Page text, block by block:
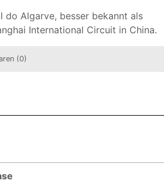
do Algarve, besser bekannt als
International Circuit in China.
(0)